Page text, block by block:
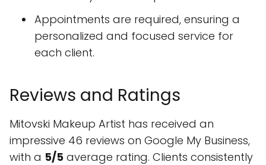
Appointments are required, ensuring a
personalized and focused service for
each client.
Reviews and Ratings
Mitovski Makeup Artist has received an
impressive 46 reviews on Google My Business,
with a 5/5 average rating. Clients consistently